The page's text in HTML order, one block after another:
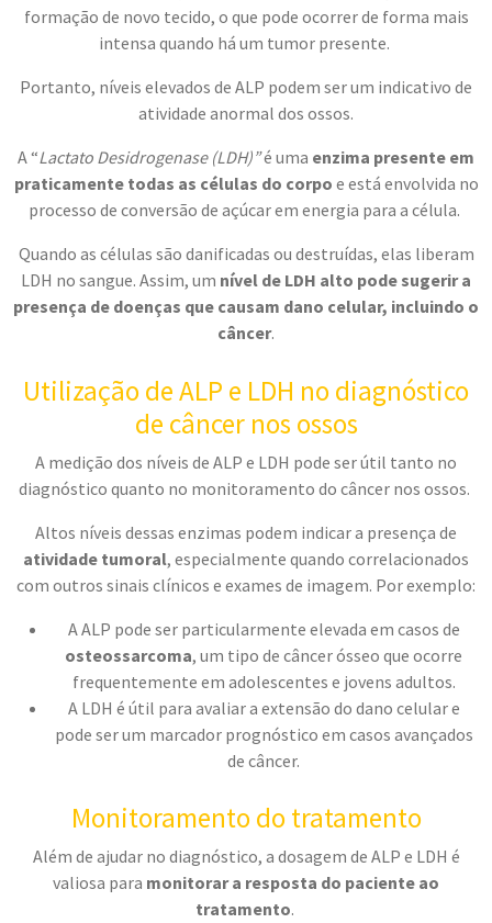
formação de novo tecido, o que pode ocorrer de forma mais
intensa quando há um tumor presente.
Portanto, níveis elevados de ALP podem ser um indicativo de
atividade anormal dos ossos.
A “Lactato Desidrogenase (LDH)”é uma enzima presente em
praticamente todas as células do corpo e está envolvida no
processo de conversão de açúcar em energia para a célula.
Quando as células são danificadas ou destruídas, elas liberam
LDH no sangue. Assim, um nível de LDH alto pode sugerir a
presença de doenças que causam dano celular, incluindo o
câncer.
Utilização de ALP e LDH no diagnóstico
de câncer nos ossos
A medição dos níveis de ALP e LDH pode ser útil tanto no
diagnóstico quanto no monitoramento do câncer nos ossos.
Altos níveis dessas enzimas podem indicar a presença de
atividade tumoral, especialmente quando correlacionados
com outros sinais clínicos e exames de imagem. Por exemplo:
A ALP pode ser particularmente elevada em casos de
osteossarcoma, um tipo de câncer ósseo que ocorre
frequentemente em adolescentes e jovens adultos.
A LDH é útil para avaliar a extensão do dano celular e
pode ser um marcador prognóstico em casos avançados
de câncer.
Monitoramento do tratamento
Além de ajudar no diagnóstico, a dosagem de ALP e LDH é
valiosa para monitorar a resposta do paciente ao
tratamento.